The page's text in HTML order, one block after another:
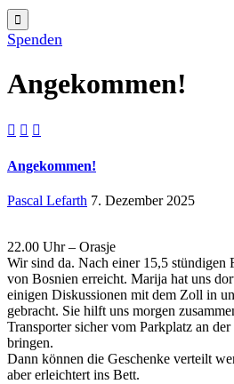

Spenden
Angekommen!
  
Angekommen!
Pascal Lefarth 7. Dezember 2025
22.00 Uhr – Orasje
Wir sind da. Nach einer 15,5 stündigen
von Bosnien erreicht. Marija hat uns
einigen Diskussionen mit dem Zoll in
gebracht. Sie hilft uns morgen
Transporter sicher vom Parkplatz an
bringen.
Dann können die Geschenke verteilt
aber erleichtert ins Bett.